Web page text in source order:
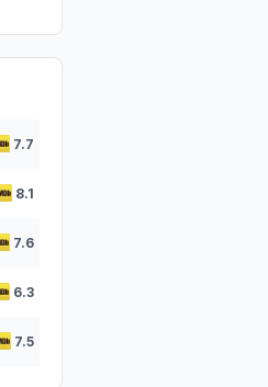
7.7
8.1
7.6
6.3
7.5